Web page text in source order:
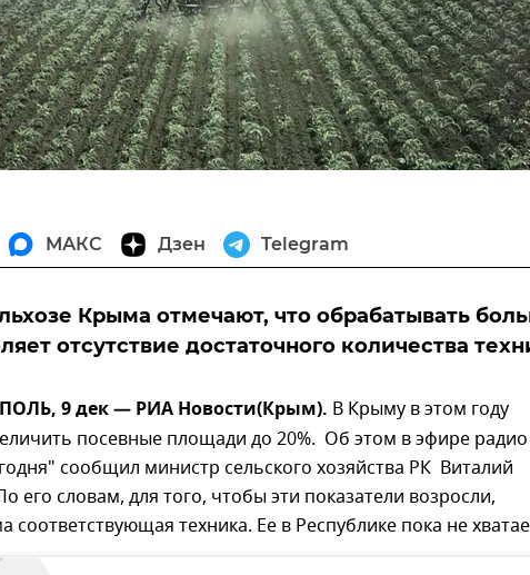
МАКС Дзен Telegram
Крыма отмечают, что обрабатывать
отсутствие достаточного количества
9 дек — РИА Новости(Крым). В Крыму в этом году
посевные площади до 20%. Об этом в эфире радио
сообщил министр сельского хозяйства РК Виталий
его словам, для того, чтобы эти показатели возросли,
соответствующая техника. Ее в Республике пока не